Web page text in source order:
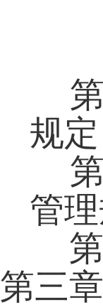
第
规定
第
管
第
第